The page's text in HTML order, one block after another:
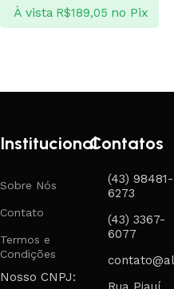
À vista R$189,05 no Pix
Institucional
Sobre Nós
Contato
Termos e
Condições
Nosso CNPJ:
Contatos
(43) 98481-
6273
(43) 3367-
6077